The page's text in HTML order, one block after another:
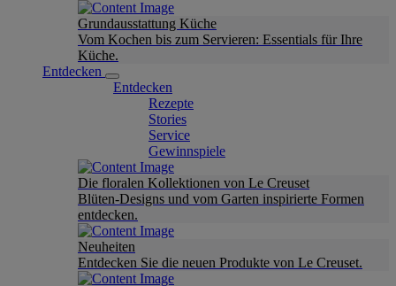
Grundausstattung Küche
Vom Kochen bis zum Servieren: Essentials für Ihre
Küche.
Entdecken
Entdecken
Rezepte
Stories
Service
Gewinnspiele
Die floralen Kollektionen von Le Creuset
Blüten-Designs und vom Garten inspirierte Formen
entdecken.
Neuheiten
Entdecken Sie die neuen Produkte von Le Creuset.